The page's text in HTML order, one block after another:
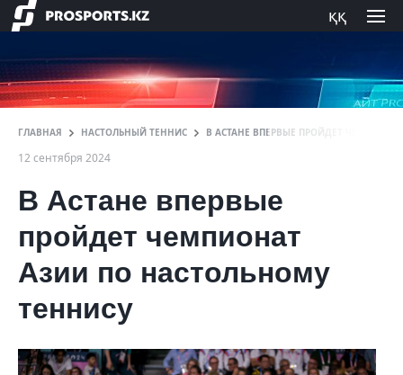
ққ
ГЛАВНАЯ НАСТОЛЬНЫЙ ТЕННИС В АСТАНЕ ВПЕРВЫЕ ПРОЙДЕТ
12 сентября 2024
В Астане впервые
пройдет чемпионат
Азии по настольному
теннису